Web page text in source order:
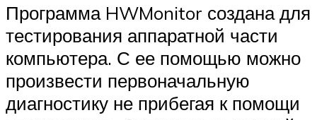
Программа HWMonitor создана для
тестирования аппаратной части
компьютера. С ее помощью можно
произвести первоначальную
диагностику не прибегая к помощи